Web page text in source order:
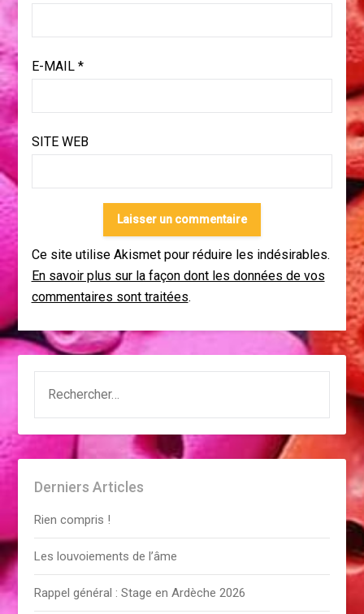
E-MAIL *
SITE WEB
Ce site utilise Akismet pour réduire les indésirables.
En savoir plus sur la façon dont les données de vos
commentaires sont traitées.
Derniers Articles
Rien compris !
Les louvoiements de l’âme
Rappel général : Stage en Ardèche 2026